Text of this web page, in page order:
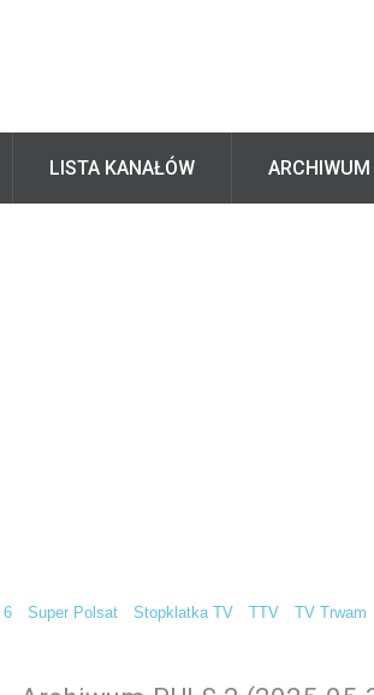
LISTA KANAŁÓW ARCHIWUM
6 Super Polsat Stopklatka TV TTV TV Trwam